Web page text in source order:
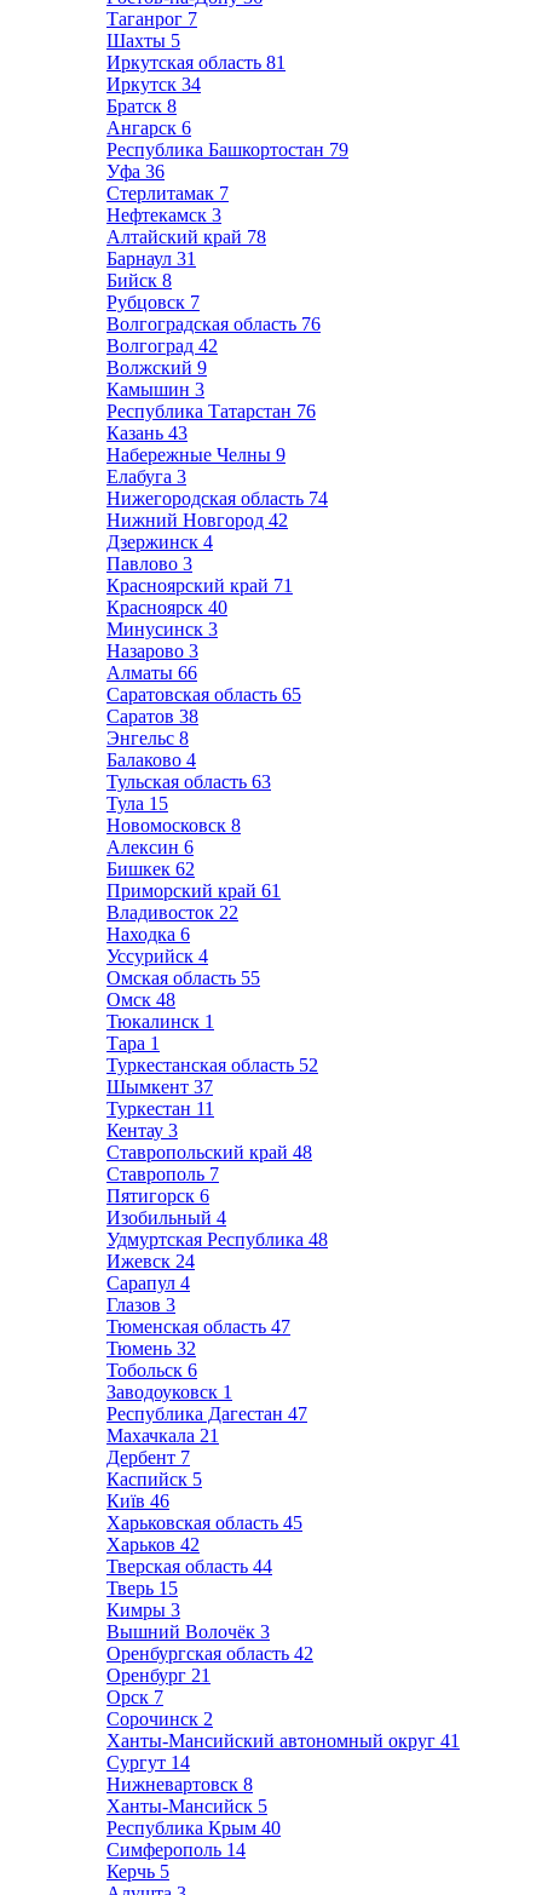
Таганрог 7
Шахты 5
Иркутская область 81
Иркутск 34
Братск 8
Ангарск 6
Республика Башкортостан 79
Уфа 36
Стерлитамак 7
Нефтекамск 3
Алтайский край 78
Барнаул 31
Бийск 8
Рубцовск 7
Волгоградская область 76
Волгоград 42
Волжский 9
Камышин 3
Республика Татарстан 76
Казань 43
Набережные Челны 9
Елабуга 3
Нижегородская область 74
Нижний Новгород 42
Дзержинск 4
Павлово 3
Красноярский край 71
Красноярск 40
Минусинск 3
Назарово 3
Алматы 66
Саратовская область 65
Саратов 38
Энгельс 8
Балаково 4
Тульская область 63
Тула 15
Новомосковск 8
Алексин 6
Бишкек 62
Приморский край 61
Владивосток 22
Находка 6
Уссурийск 4
Омская область 55
Омск 48
Тюкалинск 1
Тара 1
Туркестанская область 52
Шымкент 37
Туркестан 11
Кентау 3
Ставропольский край 48
Ставрополь 7
Пятигорск 6
Изобильный 4
Удмуртская Республика 48
Ижевск 24
Сарапул 4
Глазов 3
Тюменская область 47
Тюмень 32
Тобольск 6
Заводоуковск 1
Республика Дагестан 47
Махачкала 21
Дербент 7
Каспийск 5
Київ 46
Харьковская область 45
Харьков 42
Тверская область 44
Тверь 15
Кимры 3
Вышний Волочёк 3
Оренбургская область 42
Оренбург 21
Орск 7
Сорочинск 2
Ханты-Мансийский автономный округ 41
Сургут 14
Нижневартовск 8
Ханты-Мансийск 5
Республика Крым 40
Симферополь 14
Керчь 5